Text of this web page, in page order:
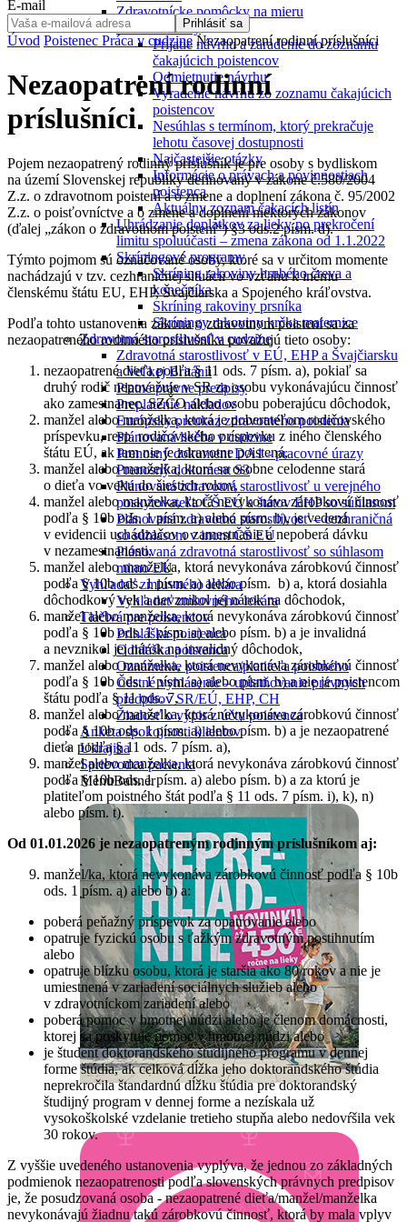
Zdravotnícke pomôcky na mieru
Čakacie listiny
Prijatie návrhu a zaradenie do zoznamu
čakajúcich poistencov
Odmietnutie návrhu
Vyradenie návrhu zo zoznamu čakajúcich
poistencov
Nesúhlas s termínom, ktorý prekračuje
lehotu časovej dostupnosti
Najčastejšie otázky
Informácie o právach a povinnostiach
poistenca
Aktuálny zoznam čakacích listín
Uhrádzanie doplatkov za lieky po prekročení
limitu spoluúčasti – zmena zákona od 1.1.2022
Skríningové programy
Skríning rakoviny hrubého čreva a
konečníka
Skríning rakoviny prsníka
Skríningy rakoviny krčka maternice
Zdravotná starostlivosť v cudzine
Zdravotná starostlivosť v EÚ, EHP a Švajčiarsku
a Veľkej Británii
Platné právne predpisy
Preplatenie nákladov
Európsky preukaz zdravotného poistenia
Plánovaná liečba v cudzine
Prenosný dokument DA1 - pracovné úrazy
Prenosný dokument S3
Plánovaná zdravotná starostlivosť u verejného
poskytovateľa ČŠ EÚ a štátov EHP so súhlasom
Plánovaná zdravotná starostlivosť – cezhraničná
so súhlasom v inom ČŠ EÚ
Plánovaná zdravotná starostlivosť so súhlasom
mimo EÚ
Vyhľadať zmluvného lekára
Vyhľadať zmluvného lekára
Tlačivá pre poistencov
Prihláška poistenca
Odhláška poistenca
Oznámenie poistenca/platiteľa poistného
Čestné vyhlásenie – uplatňovanie právnych
predpisov SR/EÚ, EHP, CH
Žiadosť o výpis z účtu poistenca
Anketa spokojnosti klientov
Ukrajina
Sprievodca pacienta
MenuBanner
E-mail
Prihlásiť sa
Úvod Poistenec Práca v cudzine Nezaopatrení rodinní príslušníci
Nezaopatrení rodinní
príslušníci
Pojem nezaopatrený rodinný príslušník je pre osoby s bydliskom
na území Slovenskej republiky definovaný v zákone č.580/2004
Z.z. o zdravotnom poistení a o zmene a doplnení zákona č. 95/2002
Z.z. o poisťovníctve a o zmene a doplnení niektorých zákonov
(ďalej „zákon o zdravotnom poistení“) §3 ods.2 písm. d).
Týmto pojmom sú označované osoby, ktoré sa v určitom momente
nachádzajú v tzv. cezhraničnej situácii vo vzťahu k inému
členskému štátu EU, EHP, Švajčiarska a Spojeného kráľovstva.
Podľa tohto ustanovenia zákona o zdravotnom poistení sa za
nezaopatreného rodinného príslušníka považujú tieto osoby:
nezaopatrené dieťa podľa § 11 ods. 7 písm. a), pokiaľ sa
druhý rodič nepovažuje v SR za osobu vykonávajúcu činnosť
ako zamestnanec, SZČO alebo osobu poberajúcu dôchodok,
manžel alebo manželka, ktorá je poberateľom rodičovského
príspevku, resp. rodičovského príspevku z iného členského
štátu EÚ, ak tam nie je zdravotne poistená,
manžel alebo manželka, ktorá sa osobne celodenne stará
o dieťa vo veku do šiestich rokov,
manžel alebo manželka, ktorá nevykonáva zárobkovú činnosť
podľa § 10b ods. 1 písm. a) alebo písm. b), je vedená
v evidencii uchádzačov o zamestnanie a nepoberá dávku
v nezamestnanosti,
manžel alebo manželka, ktorá nevykonáva zárobkovú činnosť
podľa § 10b ods. 1 písm. a) alebo písm. b) a, ktorá dosiahla
dôchodkový vek a nevznikol jej nárok na dôchodok,
manžel alebo manželka, ktorá nevykonáva zárobkovú činnosť
podľa § 10b ods. 1 písm. a) alebo písm. b) a je invalidná
a nevznikol jej nárok na invalidný dôchodok,
manžel alebo manželka, ktorá nevykonáva zárobkovú činnosť
podľa § 10b ods. 1 písm. a) alebo písm. b) a nie je poistencom
štátu podľa § 11 ods. 7,
manžel alebo manželka, ktorá nevykonáva zárobkovú činnosť
podľa § 10b ods. 1 písm. a) alebo písm. b) a je nezaopatrené
dieťa podľa § 11 ods. 7 písm. a),
manžel alebo manželka, ktorá nevykonáva zárobkovú činnosť
podľa § 10b ods. 1 písm. a) alebo písm. b) a za ktorú je
platiteľom poistného štát podľa § 11 ods. 7 písm. i), k), n)
alebo písm. t).
Od 01.01.2026 je nezaopatreným rodinným príslušníkom aj:
manžel/ka, ktorá nevykonáva zárobkovú činnosť podľa § 10b
ods. 1 písm. a) alebo b) a:
poberá peňažný príspevok za opatrovanie alebo
opatruje fyzickú osobu s ťažkým zdravotným postihnutím
alebo
opatruje blízku osobu, ktorá je staršia ako 80 rokov a nie je
umiestnená v zariadení sociálnych služieb alebo
v zdravotníckom zariadení alebo
poberá pomoc v hmotnej núdzi alebo je členom domácnosti,
ktorej sa poskytuje pomoc v hmotnej núdzi alebo
je študent doktorandského študijného programu v dennej
forme štúdia, ak celková dĺžka jeho doktorandského štúdia
neprekročila štandardnú dĺžku štúdia pre doktorandský
študijný program v dennej forme a nezískala už
vysokoškolské vzdelanie tretieho stupňa alebo nedovŕšila vek
30 rokov.
Z vyššie uvedeného ustanovenia vyplýva, že jednou zo základných
podmienok nezaopatrenosti podľa slovenských právnych predpisov
je, že posudzovaná osoba - nezaopatrené dieťa/manžel/manželka
nevykonávajú žiadnu takú zárobkovú činnosť, ktorá by mala vplyv